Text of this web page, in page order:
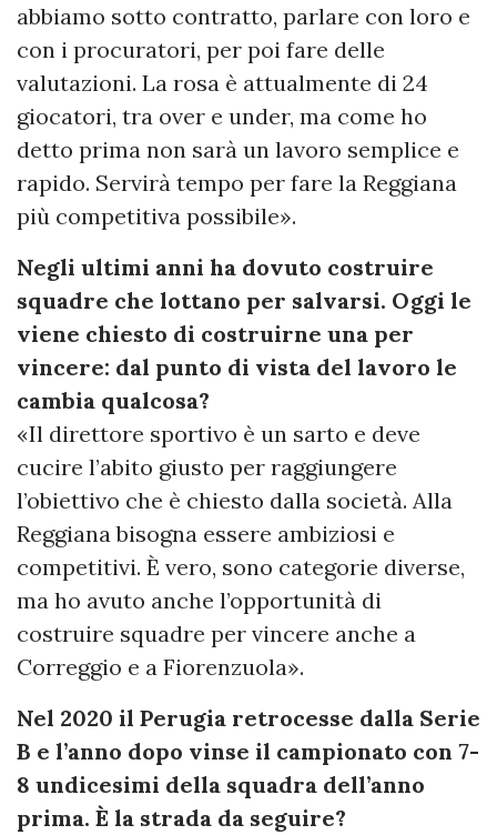
abbiamo sotto contratto, parlare con loro e
con i procuratori, per poi fare delle
valutazioni. La rosa è attualmente di 24
giocatori, tra over e under, ma come ho
detto prima non sarà un lavoro semplice e
rapido. Servirà tempo per fare la Reggiana
più competitiva possibile».
Negli ultimi anni ha dovuto costruire
squadre che lottano per salvarsi. Oggi le
viene chiesto di costruirne una per
vincere: dal punto di vista del lavoro le
cambia qualcosa?
«Il direttore sportivo è un sarto e deve
cucire l’abito giusto per raggiungere
l’obiettivo che è chiesto dalla società. Alla
Reggiana bisogna essere ambiziosi e
competitivi. È vero, sono categorie diverse,
ma ho avuto anche l’opportunità di
costruire squadre per vincere anche a
Correggio e a Fiorenzuola».
Nel 2020 il Perugia retrocesse dalla Serie
B e l’anno dopo vinse il campionato con 7-
8 undicesimi della squadra dell’anno
prima. È la strada da seguire?